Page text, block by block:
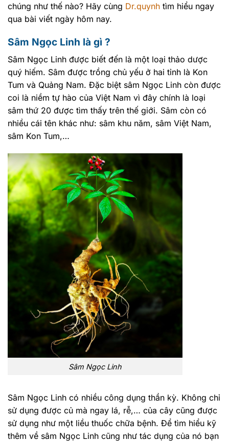
chúng như thế nào? Hãy cùng Dr.quynh tìm hiểu ngay
qua bài viết ngày hôm nay.
Sâm Ngọc Linh là gì ?
Sâm Ngọc Linh được biết đến là một loại thảo dược
quý hiếm. Sâm được trồng chủ yếu ở hai tỉnh là Kon
Tum và Quảng Nam. Đặc biệt sâm Ngọc Linh còn được
coi là niềm tự hào của Việt Nam vì đây chính là loại
sâm thứ 20 được tìm thấy trên thế giới. Sâm còn có
nhiều cái tên khác như: sâm khu năm, sâm Việt Nam,
sâm Kon Tum,…
Sâm Ngọc Linh
Sâm Ngọc Linh có nhiều công dụng thần kỳ. Không chỉ
sử dụng được củ mà ngay lá, rễ,… của cây cũng được
sử dụng như một liều thuốc chữa bệnh. Để tìm hiểu kỹ
thêm về sâm Ngọc Linh cũng như tác dụng của nó bạn